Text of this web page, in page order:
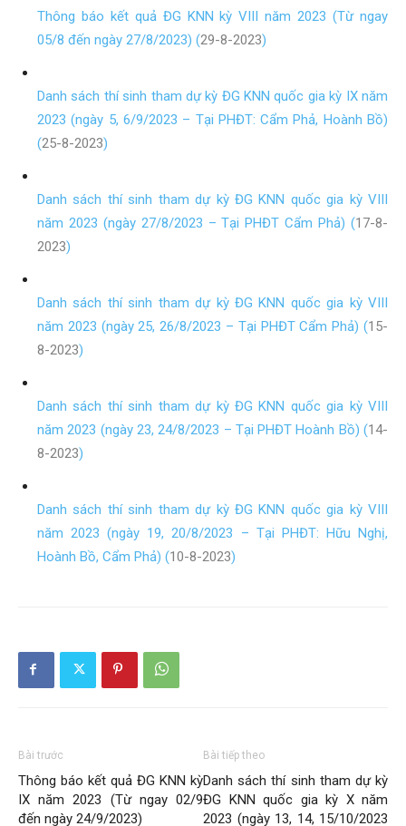
Thông báo kết quả ĐG KNN kỳ VIII năm 2023 (Từ ngay
05/8 đến ngày 27/8/2023) (29-8-2023)
Danh sách thí sinh tham dự kỳ ĐG KNN quốc gia kỳ IX năm
2023 (ngày 5, 6/9/2023 – Tại PHĐT: Cẩm Phả, Hoành Bồ)
(25-8-2023)
Danh sách thí sinh tham dự kỳ ĐG KNN quốc gia kỳ VIII
năm 2023 (ngày 27/8/2023 – Tại PHĐT Cẩm Phả) (17-8-
2023)
Danh sách thí sinh tham dự kỳ ĐG KNN quốc gia kỳ VIII
năm 2023 (ngày 25, 26/8/2023 – Tại PHĐT Cẩm Phả) (15-
8-2023)
Danh sách thí sinh tham dự kỳ ĐG KNN quốc gia kỳ VIII
năm 2023 (ngày 23, 24/8/2023 – Tại PHĐT Hoành Bồ) (14-
8-2023)
Danh sách thí sinh tham dự kỳ ĐG KNN quốc gia kỳ VIII
năm 2023 (ngày 19, 20/8/2023 – Tại PHĐT: Hữu Nghị,
Hoành Bồ, Cẩm Phả) (10-8-2023)
Bài trước
Thông báo kết quả ĐG KNN kỳ
IX năm 2023 (Từ ngay 02/9
đến ngày 24/9/2023)
Bài tiếp theo
Danh sách thí sinh tham dự kỳ
ĐG KNN quốc gia kỳ X năm
2023 (ngày 13, 14, 15/10/2023